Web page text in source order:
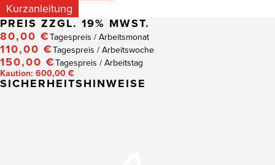
Kurzanleitung
PREIS ZZGL. 19% MWST.
80,00 €Tagespreis / Arbeitsmonat
110,00 €Tagespreis / Arbeitswoche
150,00 €Tagespreis / Arbeitstag
Kaution: 600,00 €
SICHERHEITSHINWEISE